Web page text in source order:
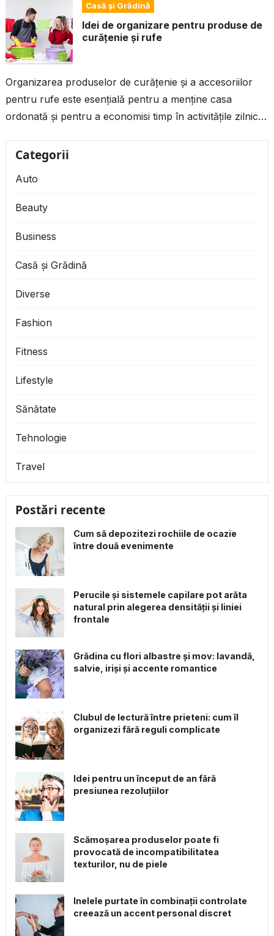
Casă și Grădină
Idei de organizare pentru produse de
curățenie și rufe
Organizarea produselor de curățenie și a accesoriilor
pentru rufe este esențială pentru a menține casa
ordonată și pentru a economisi timp în activitățile zilnice.
Categorii
Auto
Beauty
Business
Casă și Grădină
Diverse
Fashion
Fitness
Lifestyle
Sănătate
Tehnologie
Travel
Postări recente
Cum să depozitezi rochiile de ocazie
între două evenimente
Perucile și sistemele capilare pot arăta
natural prin alegerea densității și liniei
frontale
Grădina cu flori albastre și mov: lavandă,
salvie, iriși și accente romantice
Clubul de lectură între prieteni: cum îl
organizezi fără reguli complicate
Idei pentru un început de an fără
presiunea rezoluțiilor
Scămoșarea produselor poate fi
provocată de incompatibilitatea
texturilor, nu de piele
Inelele purtate în combinații controlate
creează un accent personal discret